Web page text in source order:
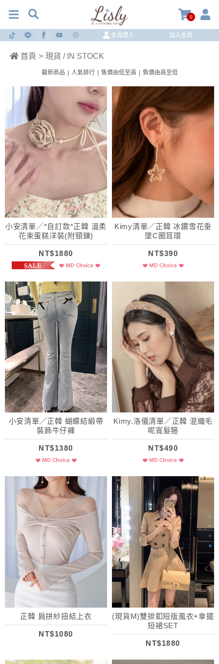
0
會員登入 加入會員
首頁 > 現貨 / IN STOCK
最新商品 人氣排行 售價由低至高 售價由高至低
小安清單／*自訂款*正韓 溫柔
花束蛋糕洋裝(附頸鍊)
NT$1880
Kimy清單／正韓 冰鑽雪花垂
墜C圈耳環
NT$390
小安清單／正韓 蝴蝶結緞帶
裝飾牛仔褲
NT$1380
Kimy.洛儀清單／正韓 混織毛
呢寬髮箍
NT$490
正韓 肩拼紗扭結上衣
NT$1080
(現貨M)雙排釦短版風衣+傘擺
短裙SET
NT$1880